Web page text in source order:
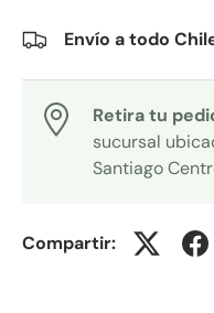
Envío a todo
Retira tu
sucursal
Santiago
Compartir: